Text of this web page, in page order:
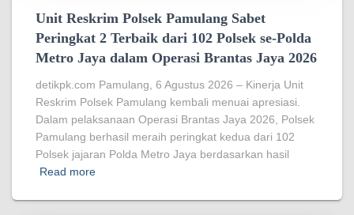
Unit Reskrim Polsek Pamulang Sabet
Peringkat 2 Terbaik dari 102 Polsek se-Polda
Metro Jaya dalam Operasi Brantas Jaya 2026
detikpk.com Pamulang, 6 Agustus 2026 – Kinerja Unit
Reskrim Polsek Pamulang kembali menuai apresiasi.
Dalam pelaksanaan Operasi Brantas Jaya 2026, Polsek
Pamulang berhasil meraih peringkat kedua dari 102
Polsek jajaran Polda Metro Jaya berdasarkan hasil
Read more